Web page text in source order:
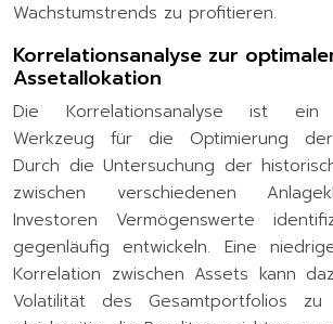
Wachstumstrends zu profitieren.
Korrelationsanalyse zur
Assetallokation
Die Korrelationsanalyse ist ein
Werkzeug für die Optimierung der
Durch die Untersuchung der
zwischen verschiedenen
Investoren Vermögenswerte
gegenläufig entwickeln. Eine
Korrelation zwischen Assets kann
Volatilität des Gesamtportfolios